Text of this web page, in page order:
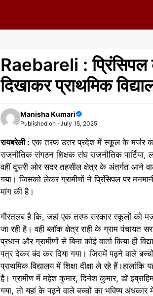
Raebareli : प्रिंसिपल
दिखाकर प्राथमिक
Manisha Kumari
Published on -July 15, 2025
रायबरेली : एक तरफ उत्तर प्रदेश में स्कूल के मर्जर
राजनीतिक संगठन शिक्षक संघ राजनीतिक
वहीं दूसरी ओर सदर तहसील क्षेत्र के अंतर्गत आने
गया। जिसको लेकर ग्रामीणों ने प्रिंसिपल पर
मांग की है।
गौरतलब है कि, जहां एक तरफ सरकार स्कूलों को
जा रही है। वही ब्लॉक क्षेत्र राही के ग्राम पंचायत
प्रधान और ग्रामीणों से बिना कोई वार्ता किया ही
पत्र देकर बंद कर दिया गया। जिसमें पढ़ने वाले
प्राथमिक विद्यालय में शिक्षा दीक्षा ले रहे
है। ग्रामीण में महेश कुमार, दिनेश कुमार, डॉ
गया, तो यहां के पढ़ने वाले बच्चों का भविष्य अंधकार